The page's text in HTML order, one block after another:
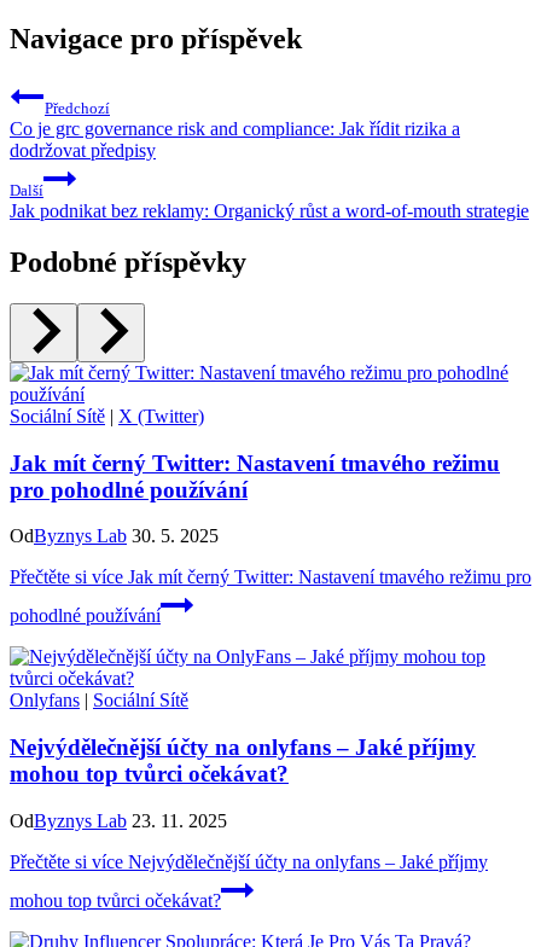
Navigace pro příspěvek
Předchozí
Co je grc governance risk and compliance: Jak řídit rizika a
dodržovat předpisy
Další
Jak podnikat bez reklamy: Organický růst a word-of-mouth strategie
Podobné příspěvky
Sociální Sítě | X (Twitter)
Jak mít černý Twitter: Nastavení tmavého režimu
pro pohodlné používání
OdByznys Lab 30. 5. 2025
Přečtěte si více Jak mít černý Twitter: Nastavení tmavého režimu pro
pohodlné používání
Onlyfans | Sociální Sítě
Nejvýdělečnější účty na onlyfans – Jaké příjmy
mohou top tvůrci očekávat?
OdByznys Lab 23. 11. 2025
Přečtěte si více Nejvýdělečnější účty na onlyfans – Jaké příjmy
mohou top tvůrci očekávat?